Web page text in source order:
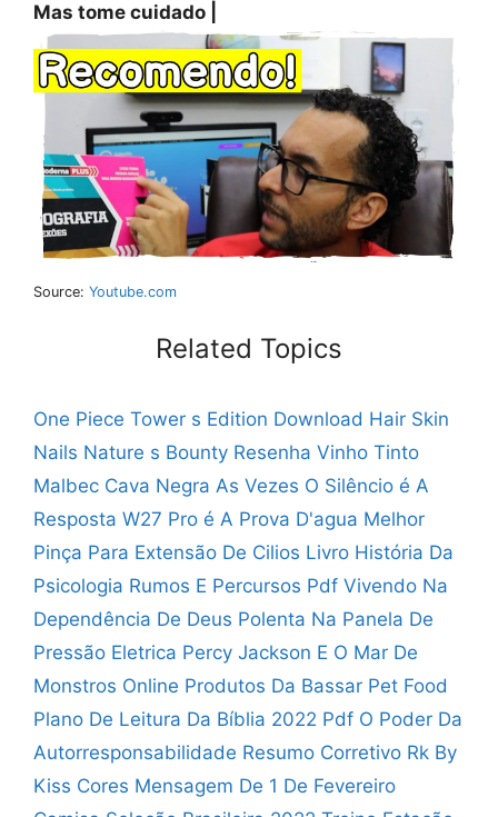
Mas tome cuidado |
Source: Youtube.com
Related Topics
One Piece Tower s Edition Download Hair Skin
Nails Nature s Bounty Resenha Vinho Tinto
Malbec Cava Negra As Vezes O Silêncio é A
Resposta W27 Pro é A Prova D'agua Melhor
Pinça Para Extensão De Cilios Livro História Da
Psicologia Rumos E Percursos Pdf Vivendo Na
Dependência De Deus Polenta Na Panela De
Pressão Eletrica Percy Jackson E O Mar De
Monstros Online Produtos Da Bassar Pet Food
Plano De Leitura Da Bíblia 2022 Pdf O Poder Da
Autorresponsabilidade Resumo Corretivo Rk By
Kiss Cores Mensagem De 1 De Fevereiro